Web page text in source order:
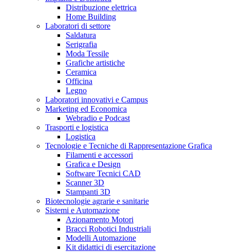
Distribuzione elettrica
Home Building
Laboratori di settore
Saldatura
Serigrafia
Moda Tessile
Grafiche artistiche
Ceramica
Officina
Legno
Laboratori innovativi e Campus
Marketing ed Economica
Webradio e Podcast
Trasporti e logistica
Logistica
Tecnologie e Tecniche di Rappresentazione Grafica
Filamenti e accessori
Grafica e Design
Software Tecnici CAD
Scanner 3D
Stampanti 3D
Biotecnologie agrarie e sanitarie
Sistemi e Automazione
Azionamento Motori
Bracci Robotici Industriali
Modelli Automazione
Kit didattici di esercitazione